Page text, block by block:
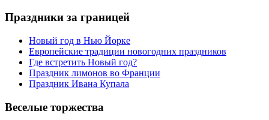
Праздники за границей
Новый год в Нью Йорке
Европейские традиции новогодних праздников
Где встретить Новый год?
Праздник лимонов во Франции
Праздник Ивана Купала
Веселые торжества